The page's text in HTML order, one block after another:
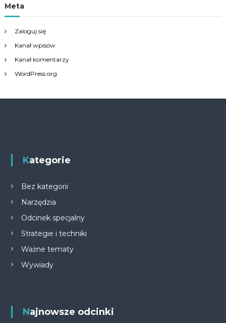
Meta
Zaloguj się
Kanał wpisów
Kanał komentarzy
WordPress.org
Kategorie
Bez kategorii
Narzędzia
Odcinek specjalny
Strategie i techniki
Ważne tematy
Wywiady
Najnowsze odcinki